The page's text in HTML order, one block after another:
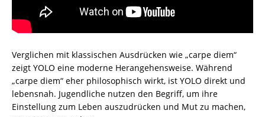
Verglichen mit klassischen Ausdrücken wie „carpe diem“
zeigt YOLO eine moderne Herangehensweise. Während
„carpe diem“ eher philosophisch wirkt, ist YOLO direkt und
lebensnah. Jugendliche nutzen den Begriff, um ihre
Einstellung zum Leben auszudrücken und Mut zu machen,